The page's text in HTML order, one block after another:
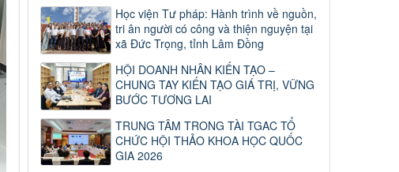
Học viện Tư pháp: Hành trình về nguồn,
tri ân người có công và thiện nguyện tại
xã Đức Trọng, tỉnh Lâm Đồng
HỘI DOANH NHÂN KIẾN TẠO –
CHUNG TAY KIẾN TẠO GIÁ TRỊ, VỮNG
BƯỚC TƯƠNG LAI
TRUNG TÂM TRONG TÀI TGAC TỔ
CHỨC HỘI THẢO KHOA HỌC QUỐC
GIA 2026